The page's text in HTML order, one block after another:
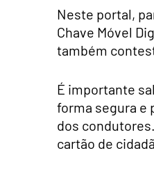
Neste portal,
Chave Móvel
também
É importante
forma segura e
dos
cartão de